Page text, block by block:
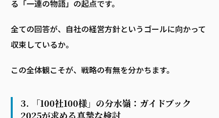
る「一連の物語」の起点です。
全ての回答が、自社の経営方針というゴールに向かって
収束しているか。
この全体観こそが、戦略の有無を分かちます。
3. 「100社100様」の分水嶺：ガイドブック
2025が求める真摯な検討